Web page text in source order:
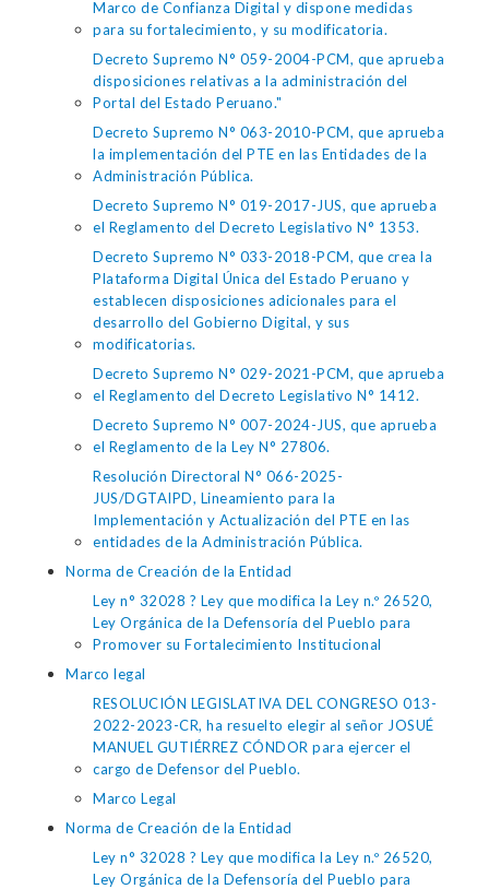
Marco de Confianza Digital y dispone medidas
para su fortalecimiento, y su modificatoria.
Decreto Supremo N° 059-2004-PCM, que aprueba
disposiciones relativas a la administración del
Portal del Estado Peruano."
Decreto Supremo N° 063-2010-PCM, que aprueba
la implementación del PTE en las Entidades de la
Administración Pública.
Decreto Supremo N° 019-2017-JUS, que aprueba
el Reglamento del Decreto Legislativo N° 1353.
Decreto Supremo N° 033-2018-PCM, que crea la
Plataforma Digital Única del Estado Peruano y
establecen disposiciones adicionales para el
desarrollo del Gobierno Digital, y sus
modificatorias.
Decreto Supremo N° 029-2021-PCM, que aprueba
el Reglamento del Decreto Legislativo N° 1412.
Decreto Supremo N° 007-2024-JUS, que aprueba
el Reglamento de la Ley N° 27806.
Resolución Directoral N° 066-2025-
JUS/DGTAIPD, Lineamiento para la
Implementación y Actualización del PTE en las
entidades de la Administración Pública.
Norma de Creación de la Entidad
Ley n° 32028 ? Ley que modifica la Ley n.º 26520,
Ley Orgánica de la Defensoría del Pueblo para
Promover su Fortalecimiento Institucional
Marco legal
RESOLUCIÓN LEGISLATIVA DEL CONGRESO 013-
2022-2023-CR, ha resuelto elegir al señor JOSUÉ
MANUEL GUTIÉRREZ CÓNDOR para ejercer el
cargo de Defensor del Pueblo.
Marco Legal
Norma de Creación de la Entidad
Ley n° 32028 ? Ley que modifica la Ley n.º 26520,
Ley Orgánica de la Defensoría del Pueblo para